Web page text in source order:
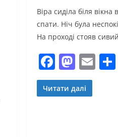
Віра сиділа біля
спати. Ніч була
На проході стояв
F
a
c
M
a
st
E П
Читати далі